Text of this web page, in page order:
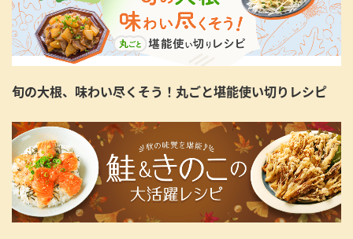
旬の大根、味わい尽くそう！丸ごと堪能使い切りレシピ